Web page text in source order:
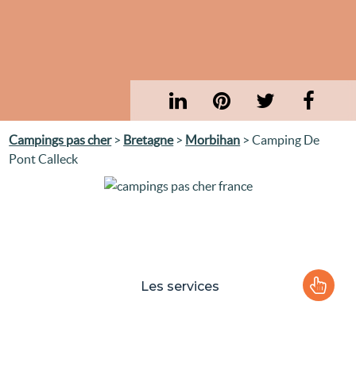
Campings pas cher> Bretagne> Morbihan > Camping De
Pont Calleck
Les services